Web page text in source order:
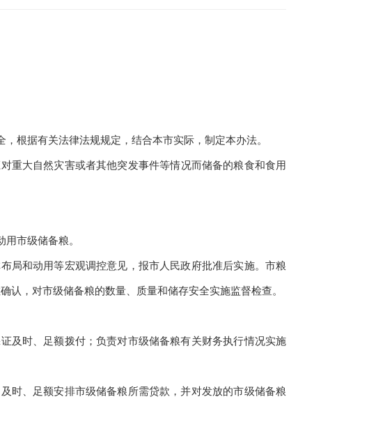
根据有关法律法规规定，结合本市实际，制定本办法。
重大自然灾害或者其他突发事件等情况而储备的粮食和食用
市级储备粮。
局和动用等宏观调控意见，报市人民政府批准后实施。市粮
认，对市级储备粮的数量、质量和储存安全实施监督检查。
及时、足额拨付；负责对市级储备粮有关财务执行情况实施
时、足额安排市级储备粮所需贷款，并对发放的市级储备粮